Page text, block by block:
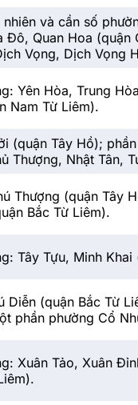
và cần số
Đô, Quan Hoa
Vọng, Dịch Vọng
Yên Hòa, Trung
Nam Từ Liêm).
(quận Tây Hồ);
Thượng, Nhật Tân,
Thượng (quận Tây
Bắc Từ Liêm).
Tây Tựu, Minh
Diễn (quận Bắc Từ
phần phường Cổ
Xuân Tảo, Xuân